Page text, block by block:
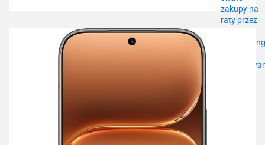
Do
przechowalni